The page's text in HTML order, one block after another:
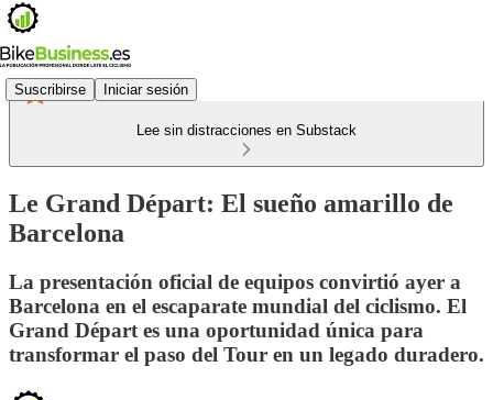
Suscribirse Iniciar sesión
Lee sin distracciones en Substack
Le Grand Départ: El sueño amarillo de
Barcelona
La presentación oficial de equipos convirtió ayer a
Barcelona en el escaparate mundial del ciclismo. El
Grand Départ es una oportunidad única para
transformar el paso del Tour en un legado duradero.